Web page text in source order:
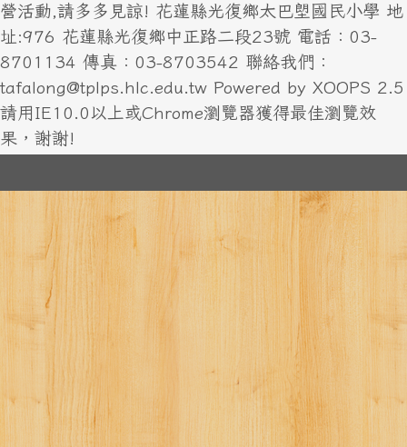
營活動,請多多見諒! 花蓮縣光復鄉太巴塱國民小學 地
址:976 花蓮縣光復鄉中正路二段23號 電話：03-
8701134 傳真：03-8703542 聯絡我們：
tafalong@tplps.hlc.edu.tw Powered by XOOPS 2.5
請用IE10.0以上或Chrome瀏覽器獲得最佳瀏覽效
果，謝謝!